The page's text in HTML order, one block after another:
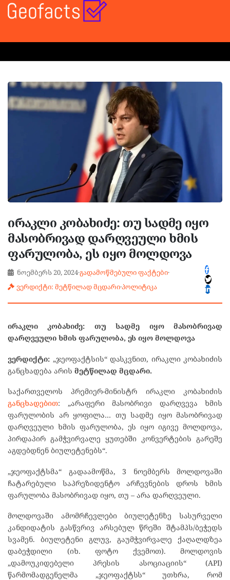
ირაკლი კობახიძე: თუ სადმე იყო
მასობრივად დარღვეული ხმის
ფარულობა, ეს იყო მოლდოვა
ნოემბერს 20, 2024·გადამოწმებული ფაქტები·
ვერდიქტი: მეტწილად მცდარი·პოლიტიკა
ირაკლი კობახიძე: თუ სადმე იყო მასობრივად
დარღვეული ხმის ფარულობა, ეს იყო მოლდოვა
ვერდიქტი: „ჯეოფაქტსის“ დასკვნით, ირაკლი კობახიძის
განცხადება არის მეტწილად მცდარი.
საქართველოს პრემიერ-მინისტრ ირაკლი კობახიძის
განცხადებით: „არაფერი მასობრივი დარღვევა ხმის
ფარულობის არ ყოფილა… თუ სადმე იყო მასობრივად
დარღვეული ხმის ფარულობა, ეს იყო იგივე მოლდოვა,
პირდაპირ გამჭვირვალე ყუთებში კონვერტების გარეშე
აგდებდნენ ბიულეტენებს“.
„ჯეოფაქტსმა“ გადაამოწმა, 3 ნოემბერს მოლდოვაში
ჩატარებული საპრეზიდენტო არჩევნების დროს ხმის
ფარულობა მასობრივად იყო, თუ – არა დარღვეული.
მოლდოვაში ამომრჩევლები ბიულეტენზე სასურველი
კანდიდატის გასწვრივ არსებულ წრეში შტამპს/ბეჭედს
სვამენ. ბიულეტენი გლუვ, გაუმჭვირვალე ქაღალდზეა
დაბეჭდილი (იხ. ფოტო ქვემოთ). მოლდოვის
„დამოუკიდებელი პრესის ასოციაციის“ (API)
წარმომადგენელმა „ჯეოფაქტსს“ უთხრა, რომ